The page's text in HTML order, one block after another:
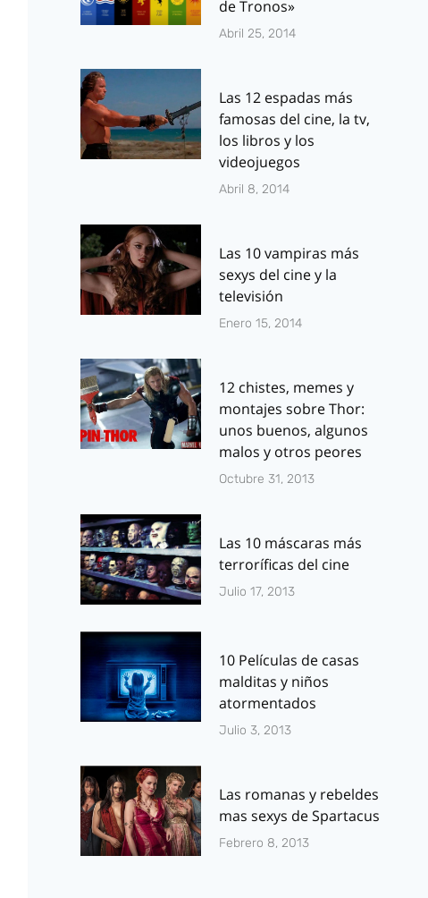
de Tronos»
Abril 25, 2014
Las 12 espadas más
famosas del cine, la tv,
los libros y los
videojuegos
Abril 8, 2014
Las 10 vampiras más
sexys del cine y la
televisión
Enero 15, 2014
12 chistes, memes y
montajes sobre Thor:
unos buenos, algunos
malos y otros peores
Octubre 31, 2013
Las 10 máscaras más
terroríficas del cine
Julio 17, 2013
10 Películas de casas
malditas y niños
atormentados
Julio 3, 2013
Las romanas y rebeldes
mas sexys de Spartacus
Febrero 8, 2013